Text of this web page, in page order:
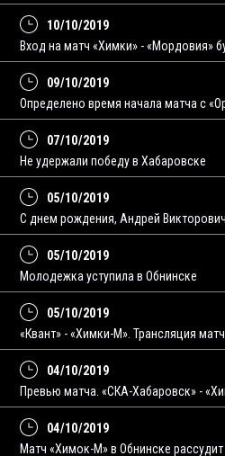
10/10/2019
Вход на матч «Химки» - «Мордовия»
09/10/2019
Определено время начала матча с
07/10/2019
Не удержали победу в Хабаровске
05/10/2019
С днем рождения, Андрей
05/10/2019
Молодежка уступила в Обнинске
05/10/2019
«Квант» - «Химки-М». Трансляция
04/10/2019
Превью матча. «СКА-Хабаровск» -
04/10/2019
Матч «Химок-М» в Обнинске